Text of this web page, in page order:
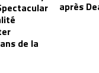
de la
après